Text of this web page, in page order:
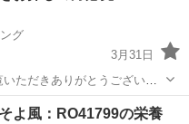
グ
3月31日
ただきありがとうございま
ル寮を完備している求人で
!! こちらの求人以外にも日本
よ風：RO41799の栄養